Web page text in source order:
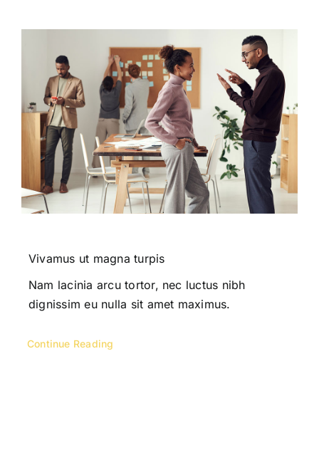
Vivamus ut magna turpis
Nam lacinia arcu tortor, nec luctus nibh
dignissim eu nulla sit amet maximus.
Continue Reading